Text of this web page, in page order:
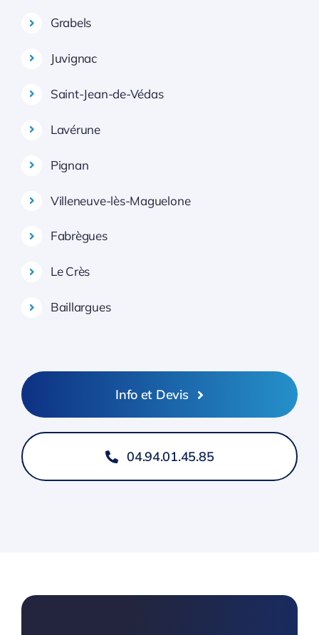
Grabels
Juvignac
Saint-Jean-de-Védas
Lavérune
Pignan
Villeneuve-lès-Maguelone
Fabrègues
Le Crès
Baillargues
Info et Devis
04.94.01.45.85